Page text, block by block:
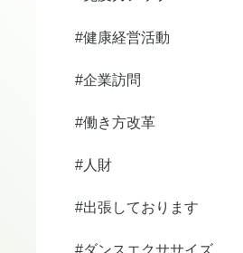
#健康経営活動
#企業訪問
#働き方改革
#人財
#出張しております
#ダンスエクササイズ